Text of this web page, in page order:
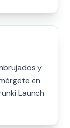
y
en
Launch